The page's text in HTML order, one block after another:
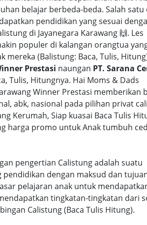
belajar berbeda-beda. Salah satu
pendidikan yang sesuai
di Jayanegara Karawang 🙌. Les
populer di kalangan orangtua
(Balistung: Baca, Tulis,
Prestasi naungan PT. Sarana
Tulis, Hitungnya. Hai Moms & Dads
Winner Prestasi memberikan
abk, nasional pada pilihan privat
Kerumah, Siap kuasai Baca Tulis
harga promo untuk Anak tumbuh
pengertian Calistung adalah suatu
dengan maksud dan
pelajaran anak untuk
tingkatan-tingkatan dari
Calistung (Baca Tulis Hitung).